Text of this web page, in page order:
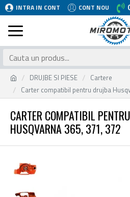
INTRA IN CONT CONT NOU
DRUJBE SI PIESE
Cartere
Carter compatibil pentru drujba
CARTER COMPATIBIL
HUSQVARNA 365, 371, 372